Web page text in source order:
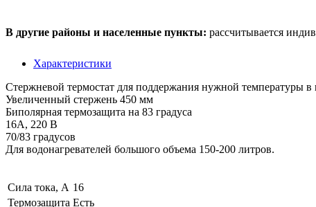
В другие районы и населенные пункты: рассчитывается
Характеристики
Стержневой термостат для поддержания нужной температуры в
Увеличенный стержень 450 мм
Биполярная термозащита на 83 градуса
16А, 220 В
70/83 градусов
Для водонагревателей большого объема 150-200 литров.
Сила тока, А 16
Термозащита Есть